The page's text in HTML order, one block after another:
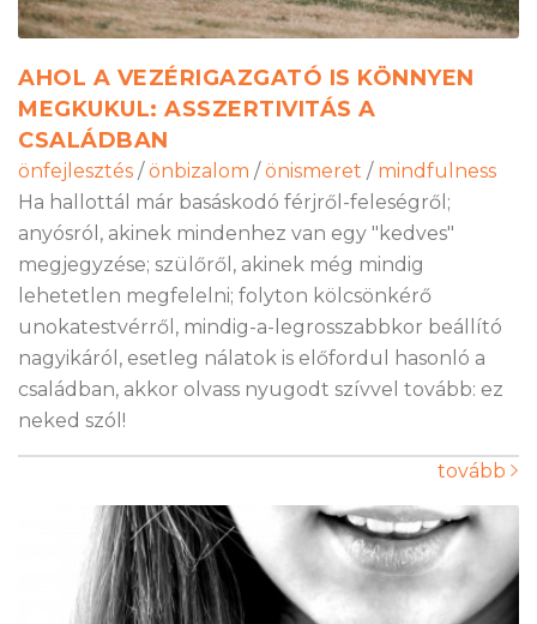
AHOL A VEZÉRIGAZGATÓ IS KÖNNYEN
MEGKUKUL: ASSZERTIVITÁS A
CSALÁDBAN
önfejlesztés / önbizalom / önismeret / mindfulness
Ha hallottál már basáskodó férjről-feleségről;
anyósról, akinek mindenhez van egy "kedves"
megjegyzése; szülőről, akinek még mindig
lehetetlen megfelelni; folyton kölcsönkérő
unokatestvérről, mindig-a-legrosszabbkor beállító
nagyikáról, esetleg nálatok is előfordul hasonló a
családban, akkor olvass nyugodt szívvel tovább: ez
neked szól!
tovább